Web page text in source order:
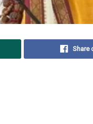
Share